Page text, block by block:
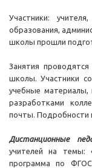
Участники:
образования,
школы прошли
Занятия проводятся
школы. Участники
учебные материалы,
разработками
почты. Подробности
Дистанционные
учителей на темы:
программа по